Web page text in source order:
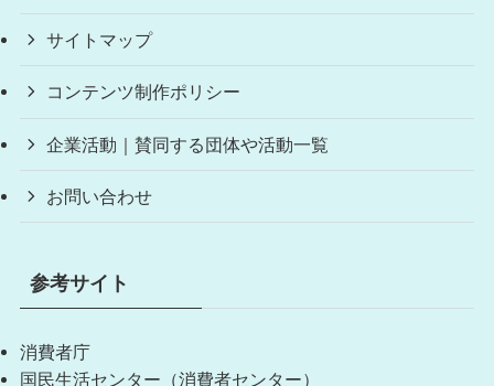
サイトマップ
コンテンツ制作ポリシー
企業活動｜賛同する団体や活動一覧
お問い合わせ
参考サイト
消費者庁
国民生活センター（消費者センター）